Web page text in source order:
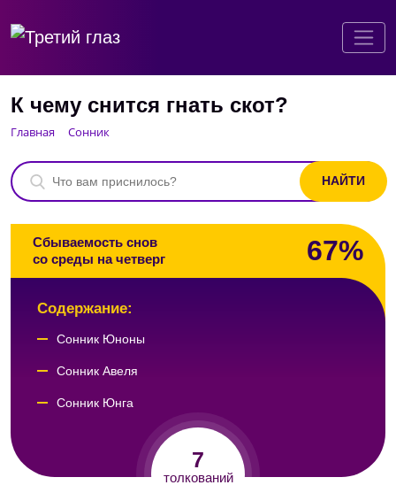
К чему снится гнать скот?
Главная Сонник
Сбываемость снов
со среды на четверг
67%
7
толкований
Содержание:
Сонник Юноны
Сонник Авеля
Сонник Юнга
Сонник Кассандры
Сонник толкование снов